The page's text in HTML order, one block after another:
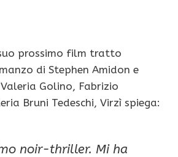
prossimo film tratto
di Stephen Amidon e
Golino, Fabrizio
Bruni Tedeschi, Virzì spiega:
noir-thriller. Mi ha